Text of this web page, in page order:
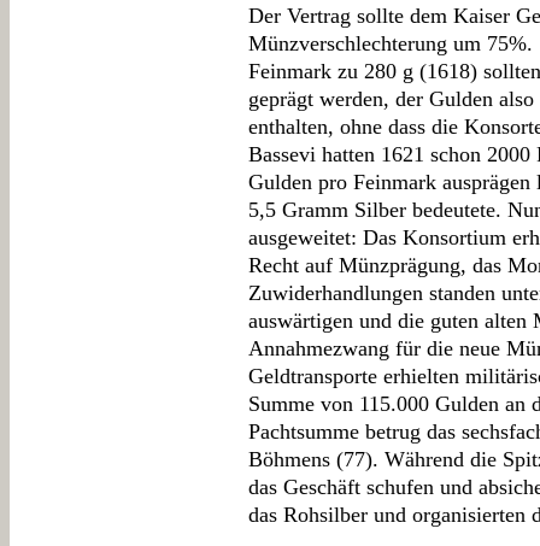
Der Vertrag sollte dem Kaiser
Münzverschlechterung um
Feinmark zu 280 g (1618)
geprägt werden, der Gulden
enthalten, ohne dass die
Bassevi hatten 1621 schon
Gulden pro Feinmark
5,5 Gramm Silber bedeutete.
ausgeweitet: Das Konsortium
Recht auf Münzprägung, das
Zuwiderhandlungen standen
auswärtigen und die guten alten
Annahmezwang für die neue
Geldtransporte erhielten
Summe von 115.000 Gulden an
Pachtsumme betrug das
Böhmens (77). Während die
das Geschäft schufen und
das Rohsilber und organisierten